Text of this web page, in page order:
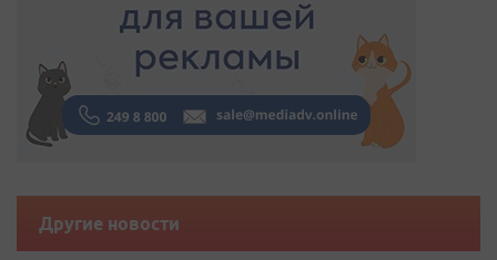
Другие новости